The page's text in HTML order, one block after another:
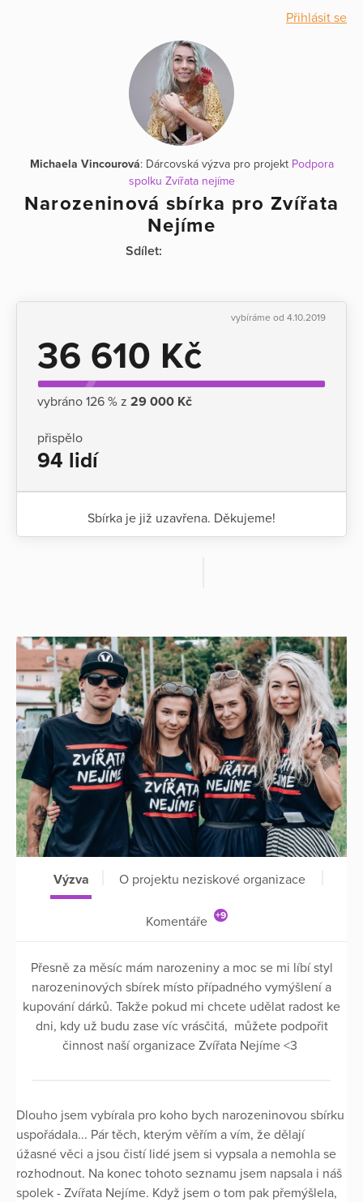
Přihlásit se
Michaela Vincourová: Dárcovská výzva pro projekt Podpora
spolku Zvířata nejíme
Narozeninová sbírka pro Zvířata
Nejíme
Sdílet:
vybíráme od 4.10.2019
36 610 Kč
vybráno 126 % z 29 000 Kč
přispělo
94 lidí
Sbírka je již uzavřena. Děkujeme!
Výzva O projektu neziskové organizace
Komentáře +9
Přesně za měsíc mám narozeniny a moc se mi líbí styl
narozeninových sbírek místo případného vymýšlení a
kupování dárků. Takže pokud mi chcete udělat radost ke
dni, kdy už budu zase víc vrásčitá, můžete podpořit
činnost naší organizace Zvířata Nejíme <3
Dlouho jsem vybírala pro koho bych narozeninovou sbírku
uspořádala... Pár těch, kterým věřím a vím, že dělají
úžasné věci a jsou čistí lidé jsem si vypsala a nemohla se
rozhodnout. Na konec tohoto seznamu jsem napsala i náš
spolek - Zvířata Nejíme. Když jsem o tom pak přemýšlela,